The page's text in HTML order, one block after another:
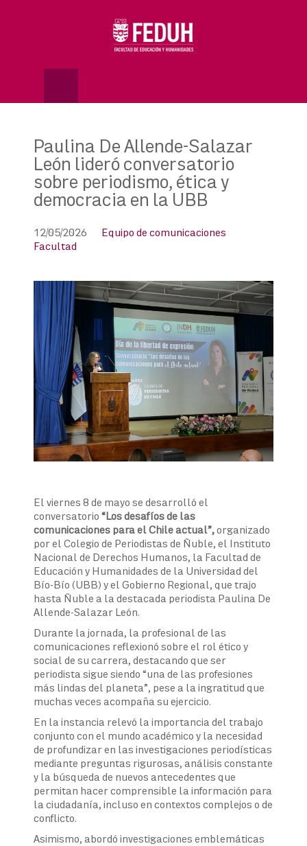
Paulina De Allende-Salazar
León lideró conversatorio
sobre periodismo, ética y
democracia en la UBB
12/05/2026
Equipo de comunicaciones
Facultad
El viernes 8 de mayo se desarrolló el
conversatorio “Los desafíos de las
comunicaciones para el Chile actual”,organizado
por el Colegio de Periodistas de Ñuble, el Instituto
Nacional de Derechos Humanos, la Facultad de
Educación y Humanidades de la Universidad del
Bío-Bío (UBB) y el Gobierno Regional, que trajo
hasta Ñuble a la destacada periodista Paulina De
Allende-Salazar León.
Durante la jornada, la profesional de las
comunicaciones reflexionó sobre el rol ético y
social de su carrera, destacando que ser
periodista sigue siendo “una de las profesiones
más lindas del planeta”, pese a la ingratitud que
muchas veces acompaña su ejercicio.
En la instancia relevó la importancia del trabajo
conjunto con el mundo académico y la necesidad
de profundizar en las investigaciones periodísticas
mediante preguntas rigurosas, análisis constante
y la búsqueda de nuevos antecedentes que
permitan hacer comprensible la información para
la ciudadanía, incluso en contextos complejos o de
conflicto.
Asimismo, abordó investigaciones emblemáticas